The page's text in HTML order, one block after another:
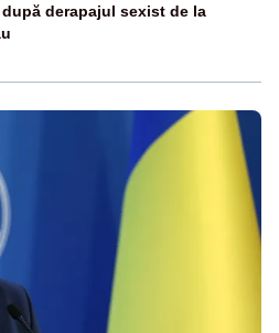
după derapajul sexist de la